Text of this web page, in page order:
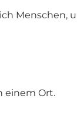
Menschen,
einem Ort.